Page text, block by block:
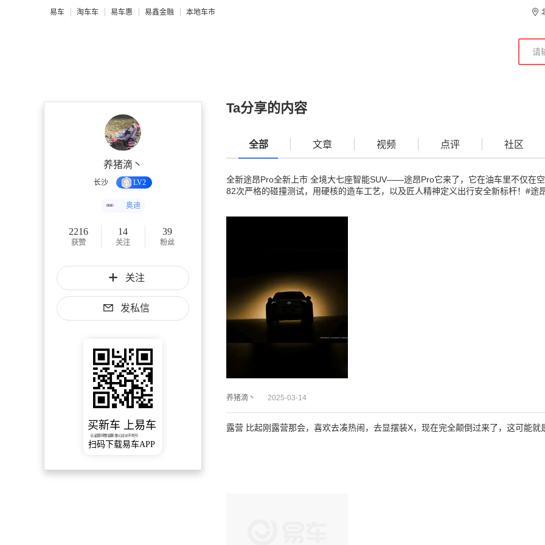
易车 淘车车 易车惠 易鑫金融 本地车市
养猪滴丶
长沙 LV2
奥迪
2216
获赞
14
关注
39
粉丝
关注
发私信
买新车 上易车
认证顾问微信聊 放心比价不吃亏
扫码下载易车APP
Ta分享的内容
全部 文章 视频 点评 社区
全新途昂Pro全新上市 全境大七座智能SUV——途昂Pro它来了，它在油车里不仅在
82次严格的碰撞测试，用硬核的造车工艺，以及匠人精神定义出行安全新标杆！#
养猪滴丶 2025-03-14
露营 比起刚露营那会，喜欢去凑热闹，去显摆装X，现在完全颠倒过来了，这可能就